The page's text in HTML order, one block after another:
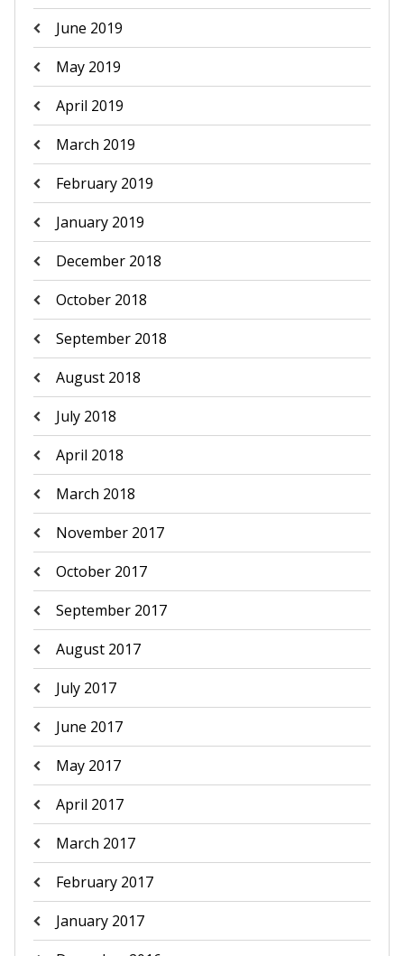
June 2019
May 2019
April 2019
March 2019
February 2019
January 2019
December 2018
October 2018
September 2018
August 2018
July 2018
April 2018
March 2018
November 2017
October 2017
September 2017
August 2017
July 2017
June 2017
May 2017
April 2017
March 2017
February 2017
January 2017